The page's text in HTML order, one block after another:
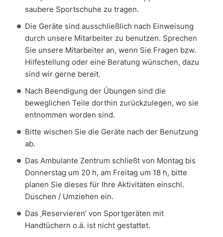
saubere Sportschuhe zu tragen.
Die Geräte sind ausschließlich nach Einweisung
durch unsere Mitarbeiter zu benutzen. Sprechen
Sie unsere Mitarbeiter an, wenn Sie Fragen bzw.
Hilfestellung oder eine Beratung wünschen, dazu
sind wir gerne bereit.
Nach Beendigung der Übungen sind die
beweglichen Teile dorthin zurückzulegen, wo sie
entnommen worden sind.
Bitte wischen Sie die Geräte nach der Benutzung
ab.
Das Ambulante Zentrum schließt von Montag bis
Donnerstag um 20 h, am Freitag um 18 h, bitte
planen Sie dieses für Ihre Aktivitäten einschl.
Duschen / Umziehen ein.
Das ‚Reservieren’ von Sportgeräten mit
Handtüchern o.ä. ist nicht gestattet.